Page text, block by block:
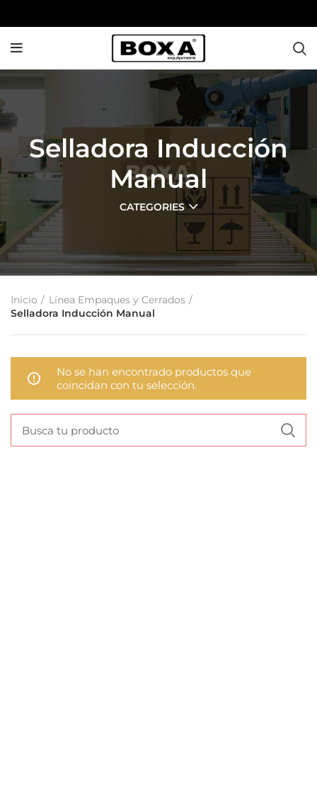
Selladora Inducción
Manual
CATEGORIES
Inicio
Línea Empaques y Cerrados
Selladora Inducción Manual
No se han encontrado productos que
coincidan con tu selección.